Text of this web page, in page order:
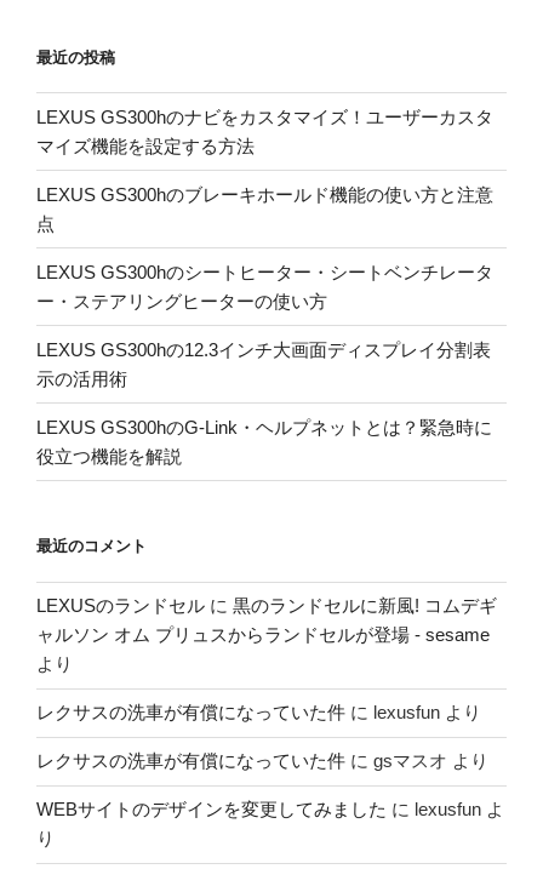
最近の投稿
LEXUS GS300hのナビをカスタマイズ！ユーザーカスタ
マイズ機能を設定する方法
LEXUS GS300hのブレーキホールド機能の使い方と注意
点
LEXUS GS300hのシートヒーター・シートベンチレータ
ー・ステアリングヒーターの使い方
LEXUS GS300hの12.3インチ大画面ディスプレイ分割表
示の活用術
LEXUS GS300hのG-Link・ヘルプネットとは？緊急時に
役立つ機能を解説
最近のコメント
LEXUSのランドセル に 黒のランドセルに新風! コムデギ
ャルソン オム プリュスからランドセルが登場 - sesame
より
レクサスの洗車が有償になっていた件 に lexusfun より
レクサスの洗車が有償になっていた件 に gsマスオ より
WEBサイトのデザインを変更してみました に lexusfun よ
り